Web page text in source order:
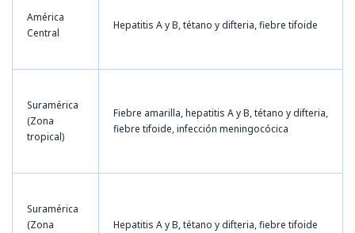
América
Central
Hepatitis A y B, tétano y difteria, fiebre tifoide
Suramérica
(Zona
tropical)
Fiebre amarilla, hepatitis A y B, tétano y difteria,
fiebre tifoide, infección meningocócica
Suramérica
(Zona
Hepatitis A y B, tétano y difteria, fiebre tifoide